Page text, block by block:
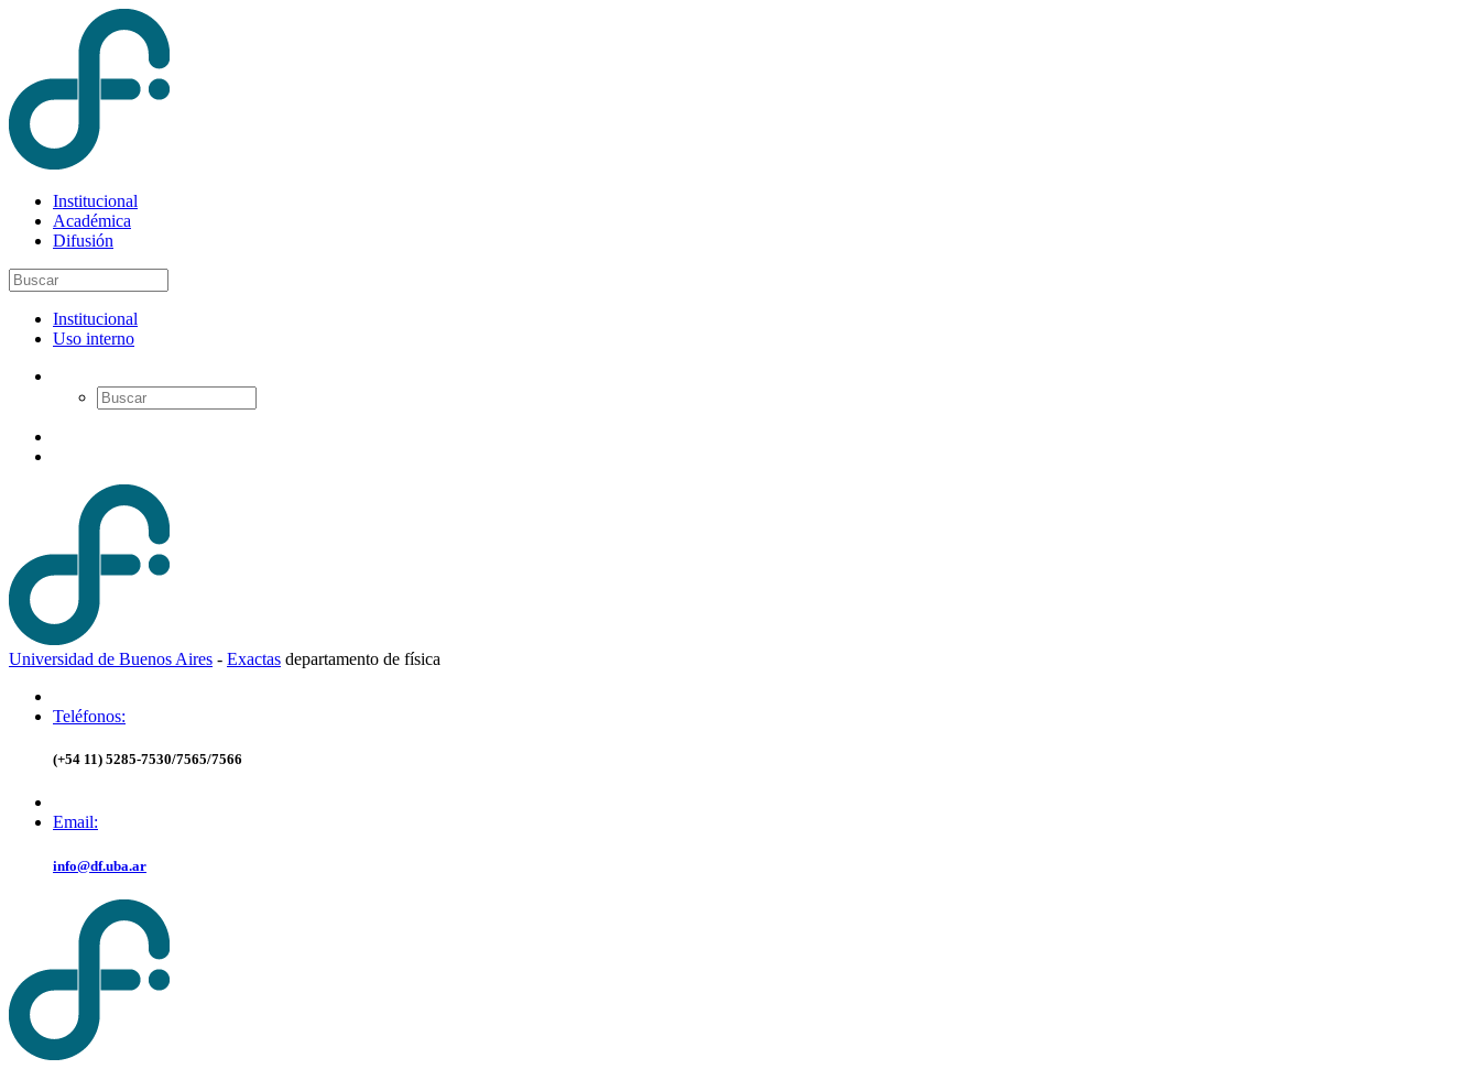
Institucional
Académica
Difusión
Institucional
Uso interno
Universidad de Buenos Aires - Exactas departamento de física
Teléfonos:
(+54 11) 5285-7530/7565/7566
Email:
info@df.uba.ar